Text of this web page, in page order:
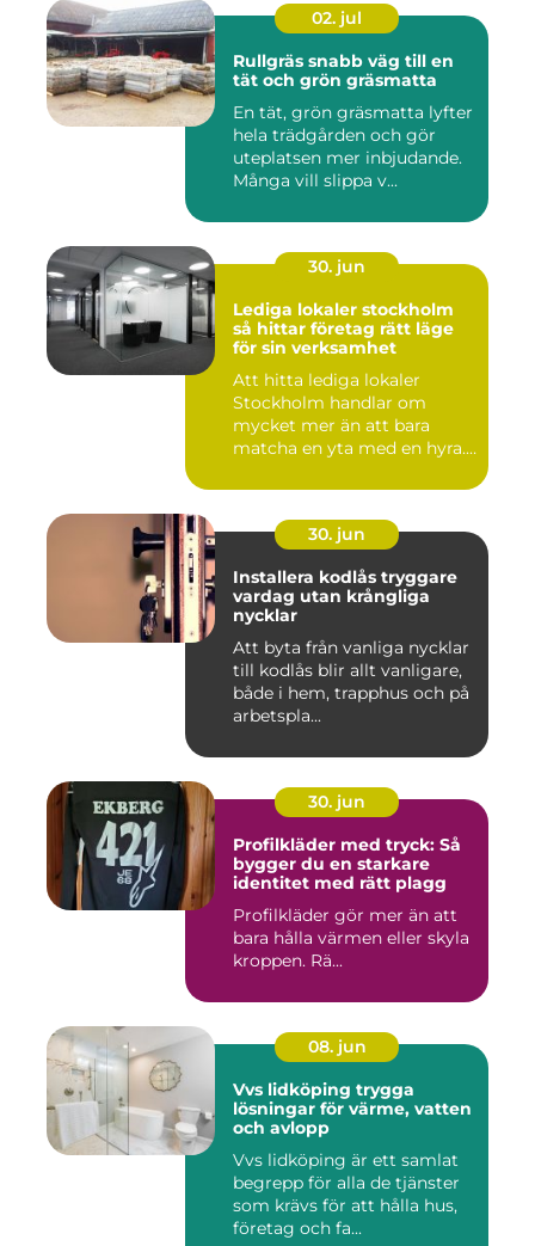
02. jul
Rullgräs snabb väg till en
tät och grön gräsmatta
En tät, grön gräsmatta lyfter
hela trädgården och gör
uteplatsen mer inbjudande.
Många vill slippa v...
30. jun
Lediga lokaler stockholm
så hittar företag rätt läge
för sin verksamhet
Att hitta lediga lokaler
Stockholm handlar om
mycket mer än att bara
matcha en yta med en hyra.
30. jun
Installera kodlås tryggare
vardag utan krångliga
nycklar
Att byta från vanliga nycklar
till kodlås blir allt vanligare,
både i hem, trapphus och på
arbetspla...
30. jun
Profilkläder med tryck: Så
bygger du en starkare
identitet med rätt plagg
Profilkläder gör mer än att
bara hålla värmen eller skyla
kroppen. Rä...
08. jun
Vvs lidköping trygga
lösningar för värme, vatten
och avlopp
Vvs lidköping är ett samlat
begrepp för alla de tjänster
som krävs för att hålla hus,
företag och fa...